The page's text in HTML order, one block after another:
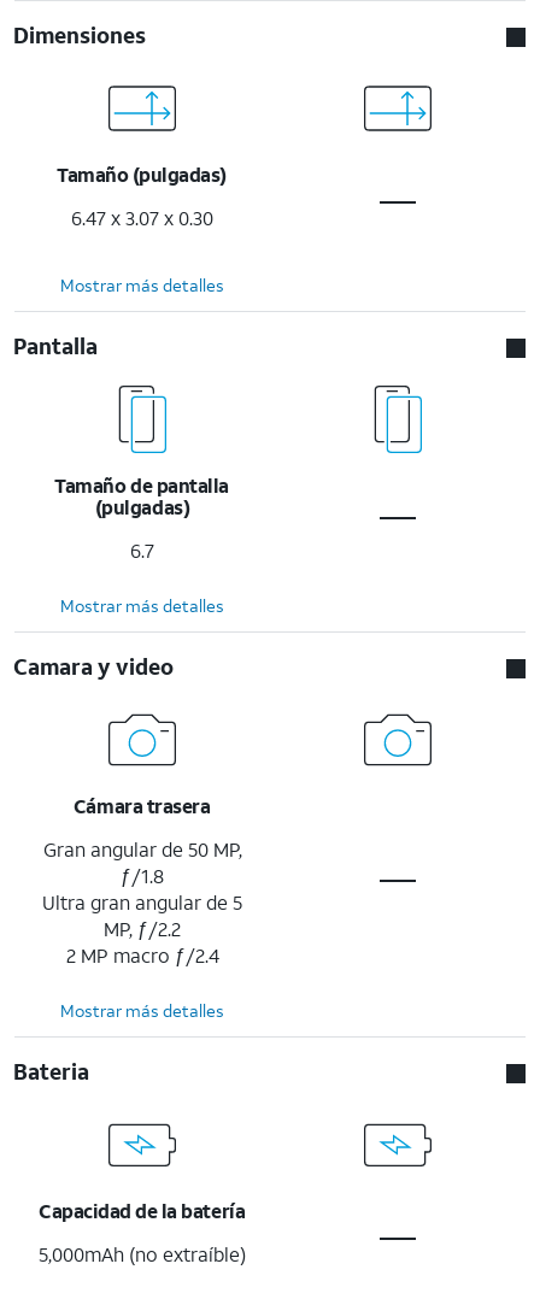
Dimensiones
Tamaño (pulgadas)
6.47 x 3.07 x 0.30
Mostrar más detalles
Pantalla
Tamaño de pantalla
(pulgadas)
6.7
Mostrar más detalles
Camara y video
Cámara trasera
Gran angular de 50 MP,
ƒ/1.8
Ultra gran angular de 5
MP, ƒ/2.2
2 MP macro ƒ/2.4
Mostrar más detalles
Bateria
Capacidad de la batería
5,000mAh (no extraíble)